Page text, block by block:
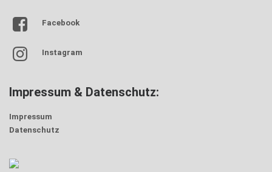
Facebook
Instagram
Impressum & Datenschutz:
Impressum
Datenschutz